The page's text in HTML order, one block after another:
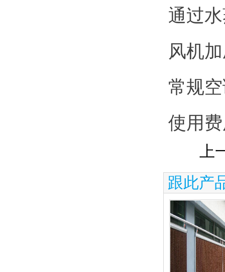
通过
风机
常规
使用
上
跟此产